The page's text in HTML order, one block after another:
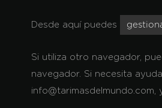
Desde aquí puedes
Si utiliza otro navegador,
navegador. Si necesita